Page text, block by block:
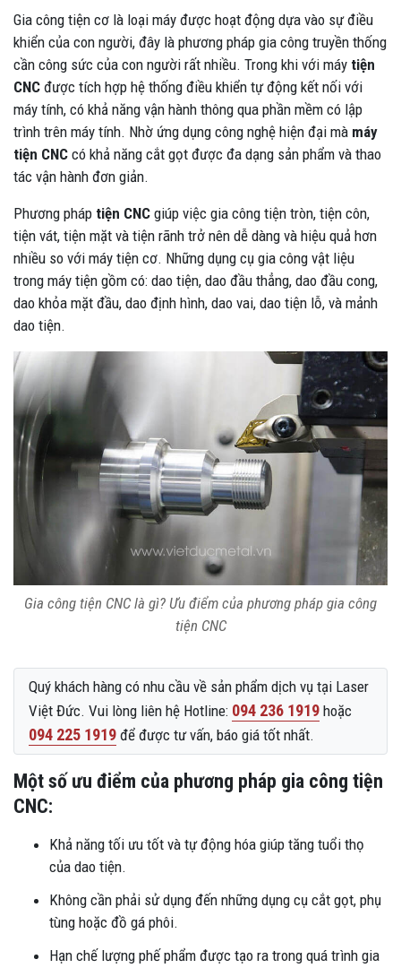
Gia công tiện cơ là loại máy được hoạt động dựa vào sự điều
khiển của con người, đây là phương pháp gia công truyền thống
cần công sức của con người rất nhiều. Trong khi với máy tiện
CNC được tích hợp hệ thống điều khiển tự động kết nối với
máy tính, có khả năng vận hành thông qua phần mềm có lập
trình trên máy tính. Nhờ ứng dụng công nghệ hiện đại mà máy
tiện CNC có khả năng cắt gọt được đa dạng sản phẩm và thao
tác vận hành đơn giản.
Phương pháp tiện CNC giúp việc gia công tiện tròn, tiện côn,
tiện vát, tiện mặt và tiện rãnh trở nên dễ dàng và hiệu quả hơn
nhiều so với máy tiện cơ. Những dụng cụ gia công vật liệu
trong máy tiện gồm có: dao tiện, dao đầu thẳng, dao đầu cong,
dao khỏa mặt đầu, dao định hình, dao vai, dao tiện lỗ, và mảnh
dao tiện.
Gia công tiện CNC là gì? Ưu điểm của phương pháp gia công
tiện CNC
Quý khách hàng có nhu cầu về sản phẩm dịch vụ tại Laser
Việt Đức. Vui lòng liên hệ Hotline: 094 236 1919 hoặc
094 225 1919 để được tư vấn, báo giá tốt nhất.
Một số ưu điểm của phương pháp gia công tiện
CNC:
Khả năng tối ưu tốt và tự động hóa giúp tăng tuổi thọ
của dao tiện.
Không cần phải sử dụng đến những dụng cụ cắt gọt, phụ
tùng hoặc đồ gá phôi.
Hạn chế lượng phế phẩm được tạo ra trong quá trình gia